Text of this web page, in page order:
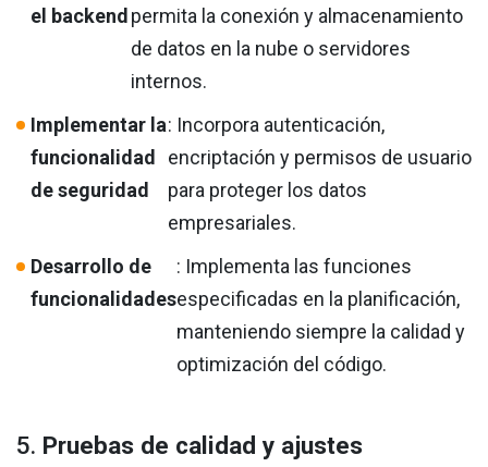
el backend permita la conexión y almacenamiento
de datos en la nube o servidores
internos.
Implementar la
funcionalidad
de seguridad
: Incorpora autenticación,
encriptación y permisos de usuario
para proteger los datos
empresariales.
Desarrollo de
funcionalidades
: Implementa las funciones
especificadas en la planificación,
manteniendo siempre la calidad y
optimización del código.
5. Pruebas de calidad y ajustes